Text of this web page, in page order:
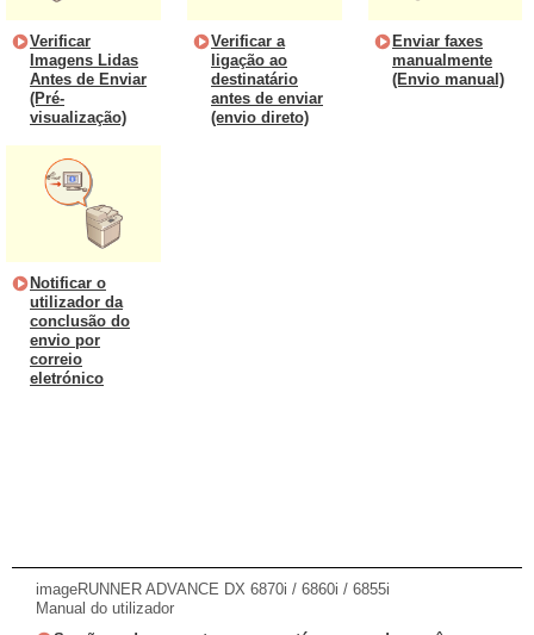
Verificar
Imagens Lidas
Antes de Enviar
(Pré-
visualização)
Verificar a
ligação ao
destinatário
antes de enviar
(envio direto)
Enviar faxes
manualmente
(Envio manual)
Notificar o
utilizador da
conclusão do
envio por
correio
eletrónico
imageRUNNER ADVANCE DX 6870i / 6860i / 6855i
Manual do utilizador